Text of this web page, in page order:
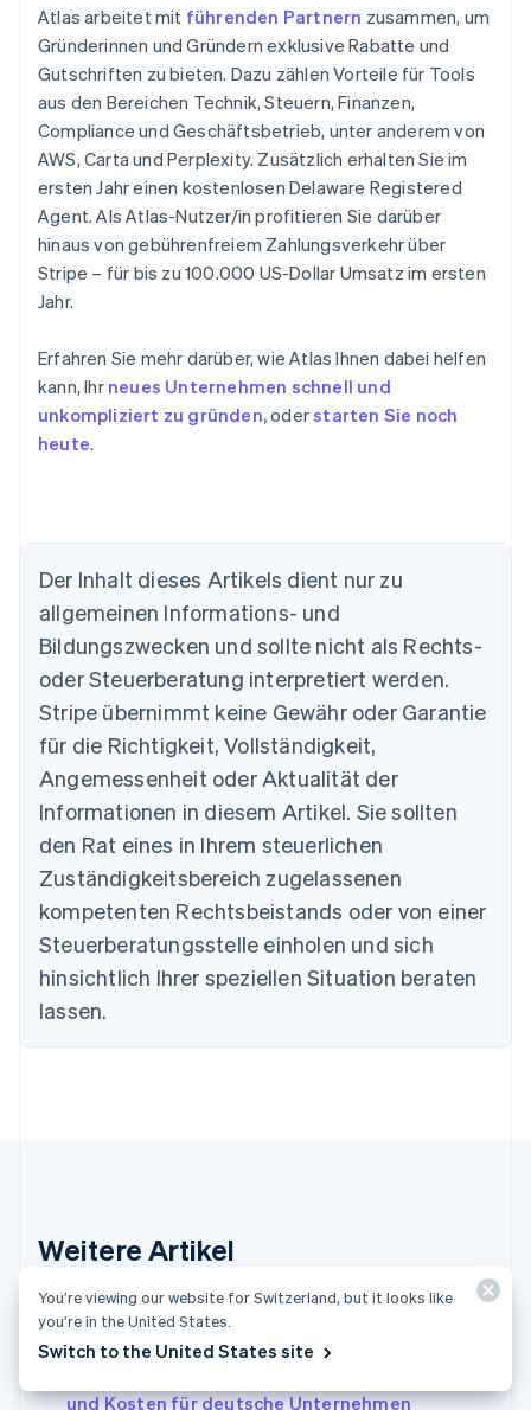
Atlas arbeitet mit führenden Partnern zusammen, um
Gründerinnen und Gründern exklusive Rabatte und
Gutschriften zu bieten. Dazu zählen Vorteile für Tools
aus den Bereichen Technik, Steuern, Finanzen,
Compliance und Geschäftsbetrieb, unter anderem von
AWS, Carta und Perplexity. Zusätzlich erhalten Sie im
ersten Jahr einen kostenlosen Delaware Registered
Agent. Als Atlas-Nutzer/in profitieren Sie darüber
hinaus von gebührenfreiem Zahlungsverkehr über
Stripe – für bis zu 100.000 US-Dollar Umsatz im ersten
Jahr.
Erfahren Sie mehr darüber, wie Atlas Ihnen dabei helfen
kann, Ihr neues Unternehmen schnell und
unkompliziert zu gründen,oderstarten Sie noch
heute.
Der Inhalt dieses Artikels dient nur zu
allgemeinen Informations- und
Bildungszwecken und sollte nicht als Rechts-
oder Steuerberatung interpretiert werden.
Stripe übernimmt keine Gewähr oder Garantie
für die Richtigkeit, Vollständigkeit,
Angemessenheit oder Aktualität der
Informationen in diesem Artikel. Sie sollten
den Rat eines in Ihrem steuerlichen
Zuständigkeitsbereich zugelassenen
kompetenten Rechtsbeistands oder von einer
Steuerberatungsstelle einholen und sich
hinsichtlich Ihrer speziellen Situation beraten
lassen.
Weitere Artikel
Weitere Artikel zum Thema Rechnungen
und Kosten für deutsche Unternehmen
Australien
English
Belgien
Nederlands Français DeutschEnglish
Brasilien
PortuguêsEnglish
English
Dänemark
English
Deutschland
Deutsch English
Estland
Festlandchina
简体中文English
Finnland
English
Frankreich
Irland
Italien
ItalianoEnglish
Japan
Kanada
You’re viewing our website for Switzerland, but it looks like
you’re in the United States.
Switch to the United States site